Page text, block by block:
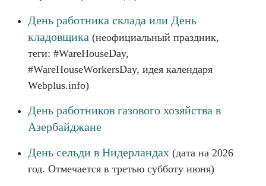
День работника склада или День
кладовщика (неофициальный праздник,
теги: #WareHouseDay,
#WareHouseWorkersDay, идея календаря
Webplus.info)
День работников газового хозяйства в
Азербайджане
День сельди в Нидерландах (дата на 2026
год. Отмечается в третью субботу июня)